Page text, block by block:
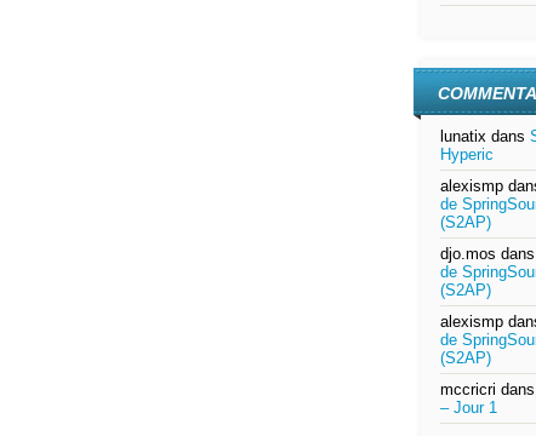
lunatix dans
Hyperic
alexismp
de
(S2AP)
djo.mos dans
de
(S2AP)
alexismp
de
(S2AP)
mccricri dans
– Jour 1